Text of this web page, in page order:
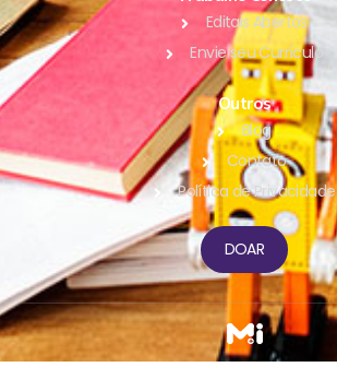
Editais Abertos
Envie seu Currículo
Outros
Blog
Contato
Política de Privacidade
DOAR